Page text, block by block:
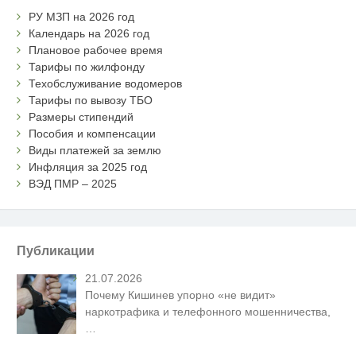
РУ МЗП на 2026 год
Календарь на 2026 год
Плановое рабочее время
Тарифы по жилфонду
Техобслуживание водомеров
Тарифы по вывозу ТБО
Размеры стипендий
Пособия и компенсации
Виды платежей за землю
Инфляция за 2025 год
ВЭД ПМР – 2025
Публикации
21.07.2026
Почему Кишинев упорно «не видит»
наркотрафика и телефонного мошенничества,
…